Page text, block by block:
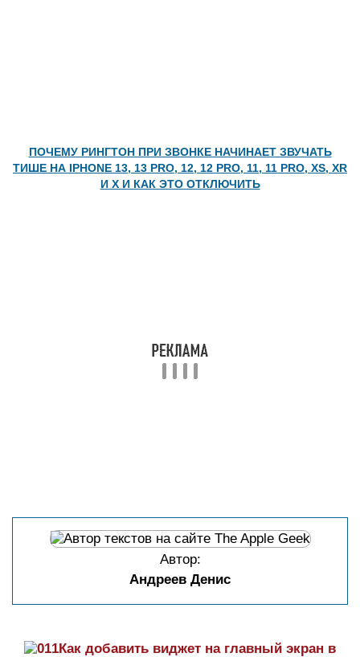
ПОЧЕМУ РИНГТОН ПРИ ЗВОНКЕ НАЧИНАЕТ ЗВУЧАТЬ
ТИШЕ НА IPHONE 13, 13 PRO, 12, 12 PRO, 11, 11 PRO, XS, XR
И X И КАК ЭТО ОТКЛЮЧИТЬ
Автор:
Андреев Денис
Как добавить виджет на главный экран в